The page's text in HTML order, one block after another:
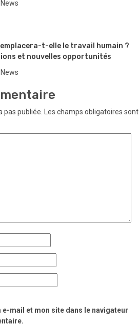
t-elle le travail humain ?
et nouvelles opportunités
pas publiée.
Les champs obligatoires sont
mail et mon site dans le navigateur